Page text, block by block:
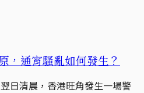
，通宵騷亂如何發生？
日清晨，香港旺角發生一場警